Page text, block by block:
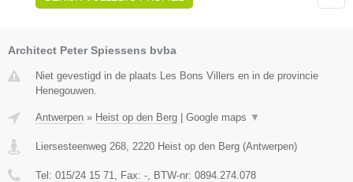
Architect Peter Spiessens bvba
Niet gevestigd in de plaats Les Bons Villers en in de provincie
Henegouwen.
Antwerpen » Heist op den Berg | Google maps ▼
Liersesteenweg 268 2220 Heist op den Berg (Antwerpen)
Tel: 015/24 15 71 , Fax: - , BTW-nr: 0894.274.078